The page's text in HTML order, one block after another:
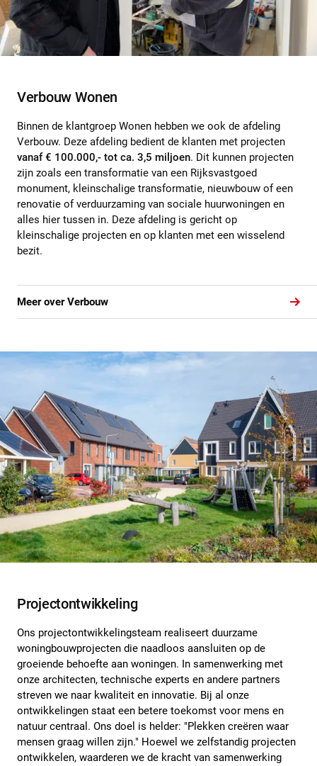
Verbouw Wonen
Binnen de klantgroep Wonen hebben we ook de afdeling
Verbouw. Deze afdeling bedient de klanten met projecten
vanaf € 100.000,- tot ca. 3,5 miljoen. Dit kunnen projecten
zijn zoals een transformatie van een Rijksvastgoed
monument, kleinschalige transformatie, nieuwbouw of een
renovatie of verduurzaming van sociale huurwoningen en
alles hier tussen in. Deze afdeling is gericht op
kleinschalige projecten en op klanten met een wisselend
bezit.
Meer over Verbouw
Projectontwikkeling
Ons projectontwikkelingsteam realiseert duurzame
woningbouwprojecten die naadloos aansluiten op de
groeiende behoefte aan woningen. In samenwerking met
onze architecten, technische experts en andere partners
streven we naar kwaliteit en innovatie. Bij al onze
ontwikkelingen staat een betere toekomst voor mens en
natuur centraal. Ons doel is helder: "Plekken creëren waar
mensen graag willen zijn." Hoewel we zelfstandig projecten
ontwikkelen, waarderen we de kracht van samenwerking